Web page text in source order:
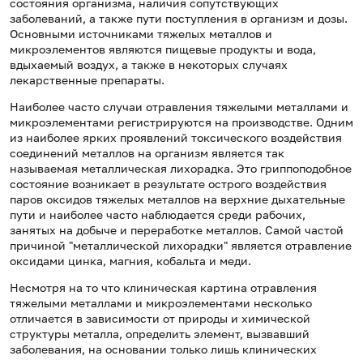
состояния организма, наличия сопутствующих
заболеваний, а также пути поступления в организм и дозы.
Основными источниками тяжелых металлов и
микроэлементов являются пищевые продукты и вода,
вдыхаемый воздух, а также в некоторых случаях
лекарственные препараты.
Наиболее часто случаи отравления тяжелыми металлами и
микроэлементами регистрируются на производстве. Одним
из наиболее ярких проявлений токсического воздействия
соединений металлов на организм является так
называемая металлическая лихорадка. Это гриппоподобное
состояние возникает в результате острого воздействия
паров оксидов тяжелых металлов на верхние дыхательные
пути и наиболее часто наблюдается среди рабочих,
занятых на добыче и переработке металлов. Самой частой
причиной "металлической лихорадки" является отравление
оксидами цинка, магния, кобальта и меди.
Несмотря на то что клиническая картина отравления
тяжелыми металлами и микроэлементами несколько
отличается в зависимости от природы и химической
структуры металла, определить элемент, вызвавший
заболевания, на основании только лишь клинических